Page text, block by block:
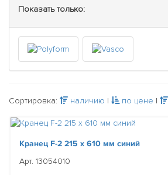
Показать только:
Сортировка: наличию | по цене |
Кранец F-2 215 x 610 мм синий
Арт. 13054010